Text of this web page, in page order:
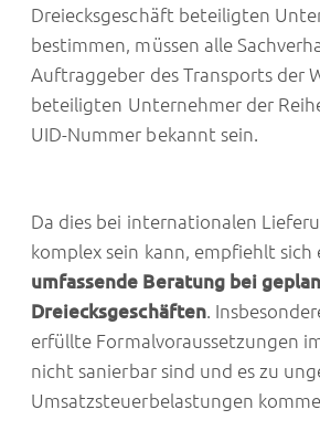
Dreiecksgeschäft beteiligten
bestimmen, müssen alle
Auftraggeber des Transports der
beteiligten Unternehmer der
UID-Nummer bekannt sein.
Da dies bei internationalen
komplex sein kann, empfiehlt sich
umfassende Beratung bei
Dreiecksgeschäften.
erfüllte Formalvoraussetzungen
nicht sanierbar sind und es zu
Umsatzsteuerbelastungen